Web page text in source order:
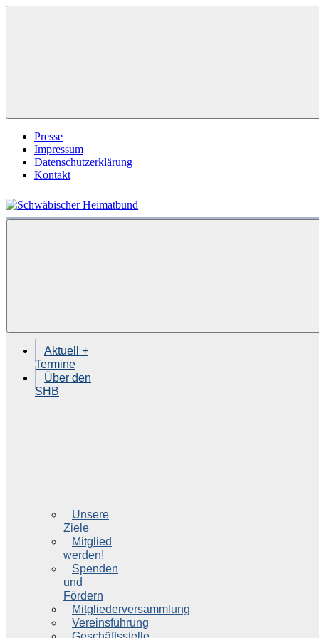
Zum
Presse
Impressum
Datenschutzerklärung
Kontakt
Aktuell +
Termine
Über den
SHB
Unsere
Ziele
Mitglied
werden!
Spenden
und
Fördern
Mitgliederversammlung
Vereinsführung